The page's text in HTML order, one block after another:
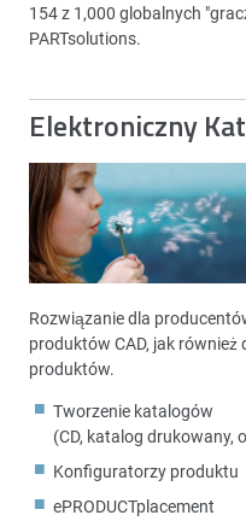
154 z 1,000 globalnych
PARTsolutions.
Elektroniczny
Rozwiązanie dla
produktów CAD, jak
produktów.
Tworzenie katalogów
(CD, katalog drukowany,
Konfiguratorzy produktu
ePRODUCTplacement